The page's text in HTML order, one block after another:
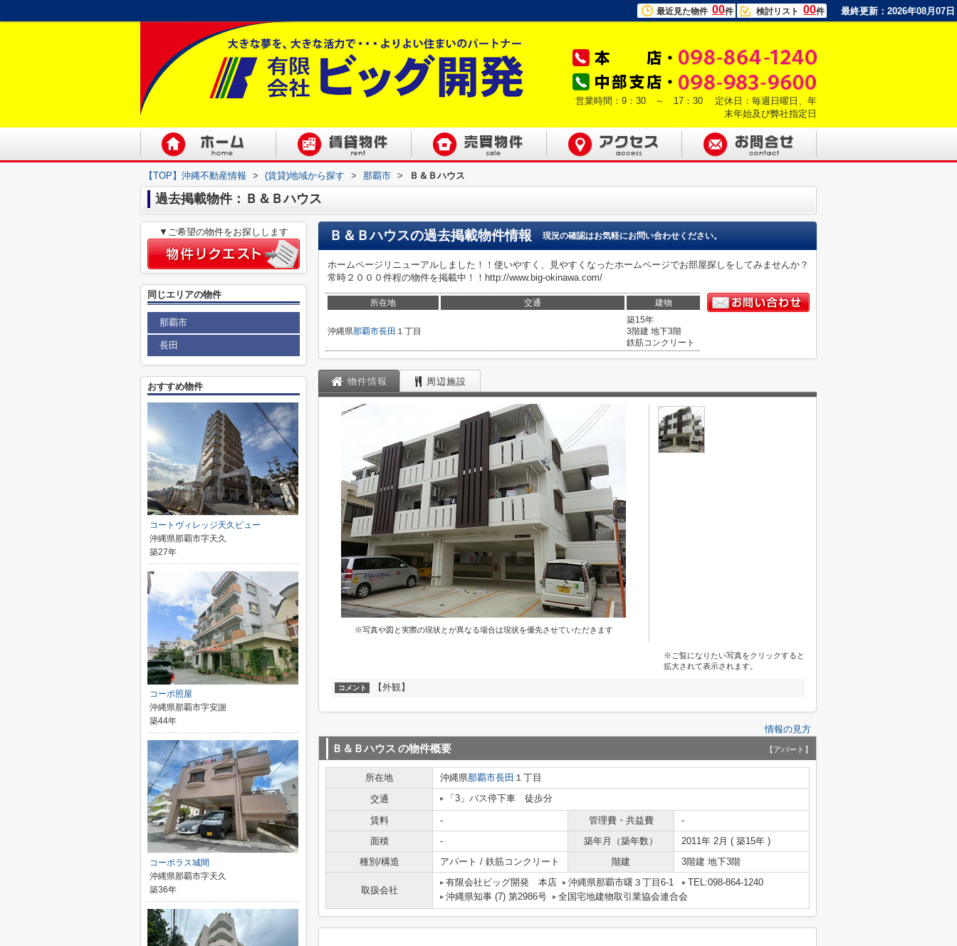
最近見た物件 00件 検討リスト 00件 最終更新：2026年08月07日
営業時間：9：30 ～ 17：30 定休日：毎週日曜日、年
末年始及び弊社指定日
【TOP】沖縄不動産情報 > (賃貸)地域から探す > 那覇市 > Ｂ＆Ｂハウス
過去掲載物件：Ｂ＆Ｂハウス
Ｂ＆Ｂハウスの過去掲載物件情報 現況の確認はお気軽にお問い合わせください。
ホームページリニューアルしました！！使いやすく、見やすくなったホームページでお部屋探しをしてみませんか？
常時２０００件程の物件を掲載中！！http://www.big-okinawa.com/
所在地 交通 建物
沖縄県那覇市長田 １丁目
築15年
3階建 地下3階
鉄筋コンクリート
物件情報 周辺施設
※写真や図と実際の現状とが異なる場合は現状を優先させていただきます
※ご覧になりたい写真をクリックすると
拡大されて表示されます。
コメント 【外観】
情報の見方
Ｂ＆Ｂハウス の物件概要 【アパート】
所在地 沖縄県那覇市長田 １丁目
交通
「3」バス停下車 徒歩分
賃料 - 管理費・共益費
-
面積
- 築年月（築年数）
2011年 2月 ( 築15年 )
種別/構造
アパート / 鉄筋コンクリート 階建 3階建 地下3階
取扱会社
有限会社ビッグ開発 本店 沖縄県那覇市曙３丁目6-1
TEL:098-864-1240
沖縄県知事 (7) 第2986号
全国宅地建物取引業協会連合会
▼ご希望の物件をお探しします
同じエリアの物件
那覇市
長田
おすすめ物件
コートヴィレッジ天久ビュー
沖縄県那覇市字天久
築27年
コーポ照屋
沖縄県那覇市字安謝
築44年
コーポラス城間
沖縄県那覇市字天久
築36年